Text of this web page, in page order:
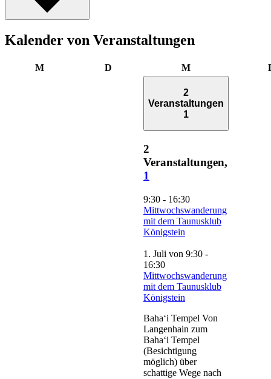
Kalender von Veranstaltungen
MMontag DDienstag MMittwoch
2
Veranstaltungen
1
2
Veranstaltungen,
1
9:30 - 16:30
Mittwochswanderung
mit dem Taunusklub
Königstein
1. Juli von 9:30 -
16:30
Mittwochswanderung
mit dem Taunusklub
Königstein
Baha‘i Tempel Von
Langenhain zum
Baha‘i Tempel
(Besichtigung
möglich) über
schattige Wege nach